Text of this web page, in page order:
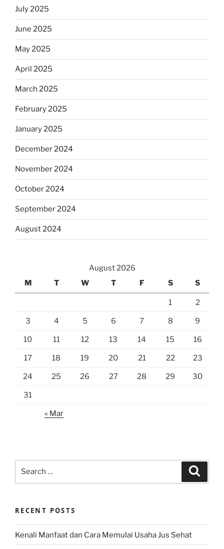
July 2025
June 2025
May 2025
April 2025
March 2025
February 2025
January 2025
December 2024
November 2024
October 2024
September 2024
August 2024
August 2026
M
T W T F S S
1 2
3 4 5 6 7 8 9
10 11 12 13 14 15 16
17 18 19 20 21 22 23
24 25 26 27 28 29 30
31
« Mar
RECENT POSTS
Kenali Manfaat dan Cara Memulai Usaha Jus Sehat